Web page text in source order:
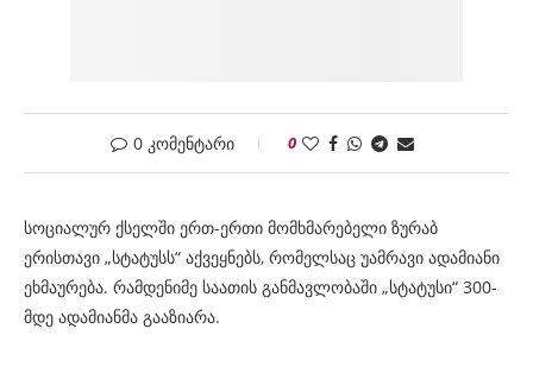
0 კომენტარი 0
სოციალურ ქსელში ერთ-ერთი მომხმარებელი ზურაბ
ერისთავი „სტატუსს“ აქვეყნებს, რომელსაც უამრავი ადამიანი
ეხმაურება. რამდენიმე საათის განმავლობაში „სტატუსი“ 300-
მდე ადამიანმა გააზიარა.